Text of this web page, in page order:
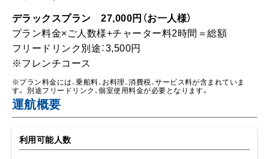
最小：70名様
運航時間
【アフタヌーンクルーズ】15：00～17：00（120分）
【ディナークルーズ】18：30～20：30（120分）
※上記以外の運航時間のご希望につきましては、ご相談くだ
乗船場所